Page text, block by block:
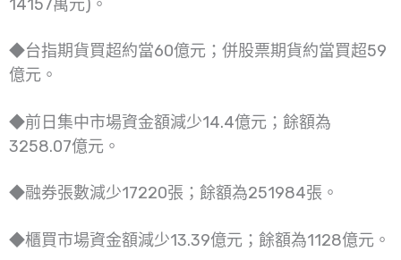
14157萬元)。
◆台指期貨買超約當60億元；併股票期貨約當買超59
億元。
◆前日集中市場資金額減少14.4億元；餘額為
3258.07億元。
◆融券張數減少17220張；餘額為251984張。
◆櫃買市場資金額減少13.39億元；餘額為1128億元。